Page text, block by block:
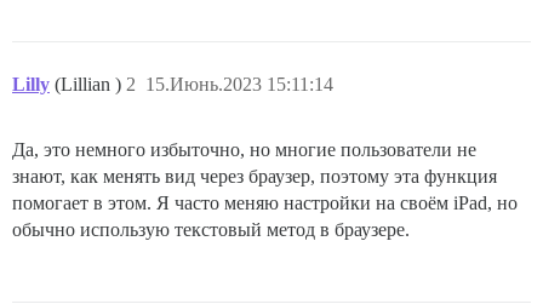
Lilly (Lillian ) 15.Июнь.2023 15:11:14
2
Да, это немного избыточно, но многие пользователи не
знают, как менять вид через браузер, поэтому эта функция
помогает в этом. Я часто меняю настройки на своём iPad, но
обычно использую текстовый метод в браузере.